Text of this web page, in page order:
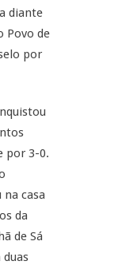
diante
Povo de
por
por 3-0.
na casa
da
de Sá